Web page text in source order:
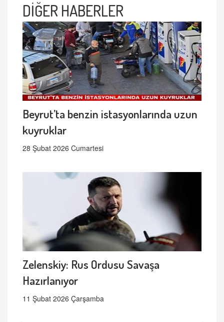
DİĞER HABERLER
Beyrut’ta benzin istasyonlarında uzun
kuyruklar
28 Şubat 2026 Cumartesi
Zelenskiy: Rus Ordusu Savaşa
Hazırlanıyor
11 Şubat 2026 Çarşamba